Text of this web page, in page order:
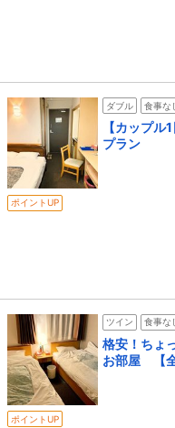
ダブル 食事なし
【カップ
プラン
ポイントUP
ツイン 食事なし
格安！ちょ
お部屋 【
ポイントUP